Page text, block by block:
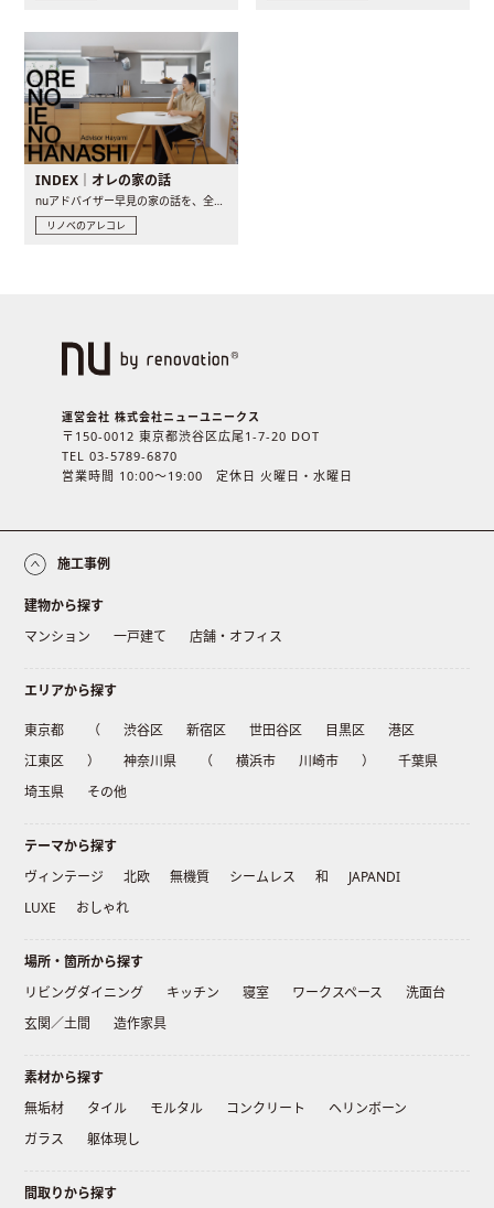
INDEX｜オレの家の話
リノベのアレコレ
運営会社 株式会社ニューユニークス
〒150-0012 東京都渋谷区広尾1-7-20 DOT
TEL 03-5789-6870
営業時間 10:00〜19:00 定休日 火曜日・水曜日
施工事例
建物から探す
マンション
一戸建て 店舗・オフィス
エリアから探す
東京都 （ 渋谷区 新宿区 世田谷区 目黒区
港区
江東区
） 神奈川県 （ 横浜市 川崎市 ）
千葉県
埼玉県
その他
テーマから探す
ヴィンテージ
北欧 無機質 シームレス 和
JAPANDI
LUXE
おしゃれ
場所・箇所から探す
リビングダイニング
キッチン 寝室 ワークスペース
洗面台
玄関／土間
造作家具
素材から探す
無垢材
タイル モルタル コンクリート
ヘリンボーン
ガラス
躯体現し
間取りから探す